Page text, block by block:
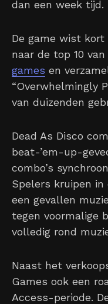
dan een week tijd.
De game wist
naar de top 10
games en
“Overwhelmingly
van duizenden
Dead As Disco
beat-’em-up-
combo’s
Spelers kruipen in
een gevallen
tegen voormalige
volledig rond
Naast het
Games ook een
Access-periode.